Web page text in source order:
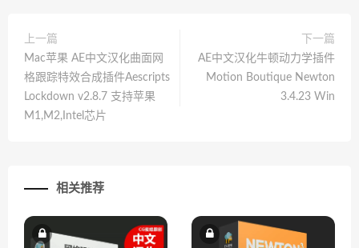
上一篇
Mac苹果 AE中文汉化曲面网
格跟踪特效合成插件Aescripts
Lockdown v2.8.7 支持苹果
M1,M2,Intel芯片
下一篇
AE中文汉化牛顿动力学插件
Motion Boutique Newton
3.4.23 Win
相关推荐